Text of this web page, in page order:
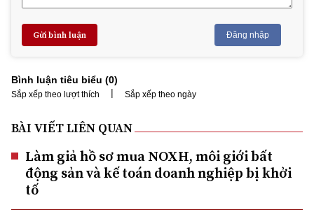
Gửi bình luận Đăng nhập
Bình luận tiêu biểu (0)
Sắp xếp theo lượt thích | Sắp xếp theo ngày
BÀI VIẾT LIÊN QUAN
Làm giả hồ sơ mua NOXH, môi giới bất
động sản và kế toán doanh nghiệp bị khởi
tố